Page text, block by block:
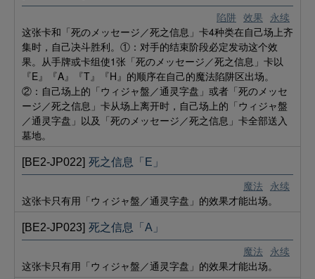
陷阱 效果 永续
这张卡和「死のメッセージ／死之信息」卡4种类在自己场上齐
集时，自己决斗胜利。①：对手的结束阶段必定发动这个效
果。从手牌或卡组使1张「死のメッセージ／死之信息」卡以
『E』『A』『T』『H』的顺序在自己的魔法陷阱区出场。
②：自己场上的「ウィジャ盤／通灵字盘」或者「死のメッセ
ージ／死之信息」卡从场上离开时，自己场上的「ウィジャ盤
／通灵字盘」以及「死のメッセージ／死之信息」卡全部送入
墓地。
魔法 永续
[BE2-JP022] 死之信息「E」
这张卡只有用「ウィジャ盤／通灵字盘」的效果才能出场。
魔法 永续
[BE2-JP023] 死之信息「A」
这张卡只有用「ウィジャ盤／通灵字盘」的效果才能出场。